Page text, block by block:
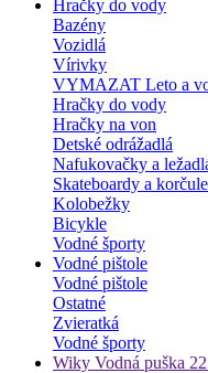
Hračky do vody
Bazény
Vozidlá
Vírivky
VYMAZAT Leto a
Hračky do vody
Hračky na von
Detské odrážadlá
Nafukovačky a
Skateboardy a korčule
Kolobežky
Bicykle
Vodné športy
Vodné pištole
Vodné pištole
Ostatné
Zvieratká
Vodné športy
Wiky Vodná puška